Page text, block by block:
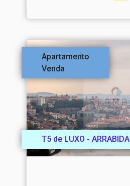
Apartamento
Venda
T5 de LUXO - ARRABIDA